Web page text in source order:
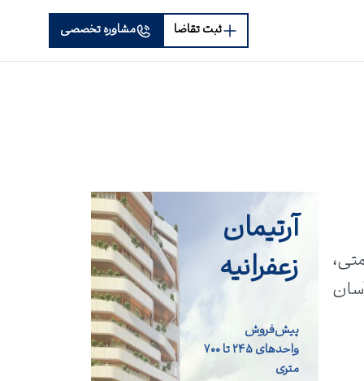
ثبت تقاضا مشاوره تخصصی
این هتل با ۳۶ واحد اقامتی،
آرتیمان
زعفرانیه
پیش‌فروش
واحد‌های ۲۴۵ تا ۷۰۰
متری